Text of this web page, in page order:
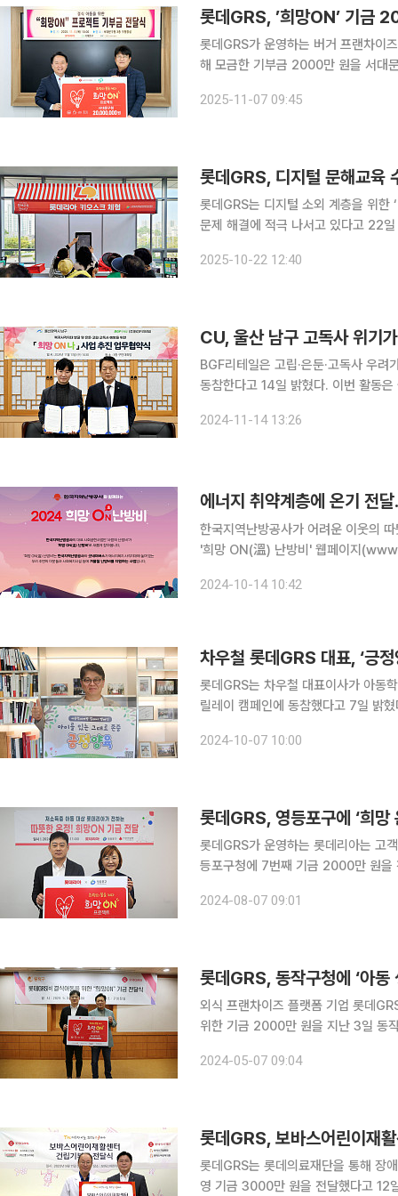
롯데GRS, ’희망ON’ 기금
롯데GRS가 운영하는 버거 프랜차이
해 모금한 기부금 2000만 원을 서대문
은 지역자치구를 통해 결식아동, 장애
2025-11-07 09:45
롯데GRS, 디지털 문해교육
롯데GRS는 디지털 소외 계층을 위한
문제 해결에 적극 나서고 있다고 22일 밝혔다. 고령층을 위한 롯데리아 키오스
해도 괜찮아요’ 캠페인에 이어, 한국
2025-10-22 12:40
CU, 울산 남구 고독사 위기
BGF리테일은 고립·은둔·고독사 우
동참한다고 14일 밝혔다. 이번 활동
가 참석했다. 이번 사업은 복
2024-11-14 13:26
에너지 취약계층에 온기 전
한국지역난방공사가 어려운 이웃의 따
'희망 ON(溫) 난방비' 웹페이지
각지대를 해소하기 위해 2006년부터
2024-10-14 10:42
차우철 롯데GRS 대표, ‘긍
롯데GRS는 차우철 대표이사가 아동
릴레이 캠페인에 동참했다고 7일 밝
은 아동 존중 원칙에 기반한 체벌 없
2024-10-07 10:00
롯데GRS, 영등포구에 ‘희
롯데GRS가 운영하는 롯데리아는 고
등포구청에 7번째 기금 2000만 원을 전달했다고 7일 밝
전달식에는 서규영 롯데GRS 홍보팀
2024-08-07 09:01
롯데GRS, 동작구청에 ‘아
외식 프랜차이즈 플랫폼 기업 롯데
위한 기금 2000만 원을 지난 3일 동작구청에 전달
기금을 모금하고 지자체와 함께 전달
2024-05-07 09:04
롯데GRS, 보바스어린이재
롯데GRS는 롯데의료재단을 통해 장
영 기금 3000만 원을 전달했다고 12일 밝혔다. 2024년 개원 예정인 보바스